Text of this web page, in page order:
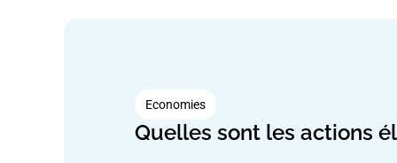
Economies
Quelles sont les actions